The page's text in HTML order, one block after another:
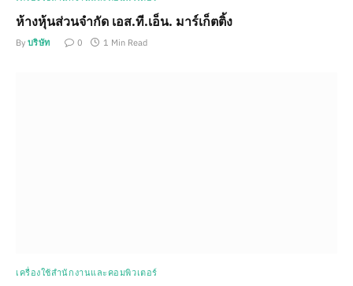
ห้างหุ้นส่วนจำกัด เอส.ที.เอ็น. มาร์เก็ตติ้ง
By บริษัท 0 1 Min Read
เครื่องใช้สำนักงานและคอมพิวเตอร์